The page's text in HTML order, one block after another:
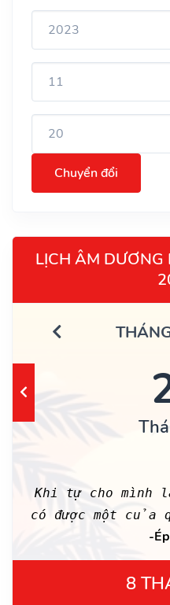
Chuyển đổi
LỊCH ÂM
Khi tự cho mình
có được một của
-
8